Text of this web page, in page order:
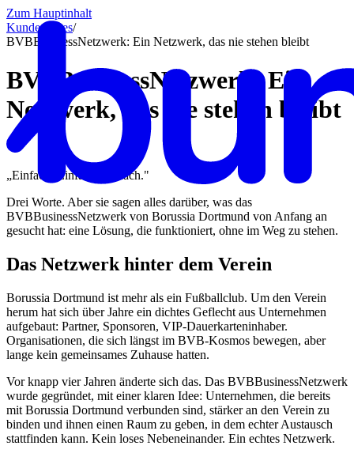
Zum Hauptinhalt
Kundencases​/
BVBBusinessNetzwerk: Ein Netzwerk, das nie stehen bleibt
BVBBusinessNetzwerk: Ein
Netzwerk, das nie stehen bleibt
„Einfach. Einfach. Einfach."
Drei Worte. Aber sie sagen alles darüber, was das
BVBBusinessNetzwerk von Borussia Dortmund von Anfang an
gesucht hat: eine Lösung, die funktioniert, ohne im Weg zu stehen.
Das Netzwerk hinter dem Verein
Borussia Dortmund ist mehr als ein Fußballclub. Um den Verein
herum hat sich über Jahre ein dichtes Geflecht aus Unternehmen
aufgebaut: Partner, Sponsoren, VIP-Dauerkarteninhaber.
Organisationen, die sich längst im BVB-Kosmos bewegen, aber
lange kein gemeinsames Zuhause hatten.
Vor knapp vier Jahren änderte sich das. Das BVBBusinessNetzwerk
wurde gegründet, mit einer klaren Idee: Unternehmen, die bereits
mit Borussia Dortmund verbunden sind, stärker an den Verein zu
binden und ihnen einen Raum zu geben, in dem echter Austausch
stattfinden kann. Kein loses Nebeneinander. Ein echtes Netzwerk.